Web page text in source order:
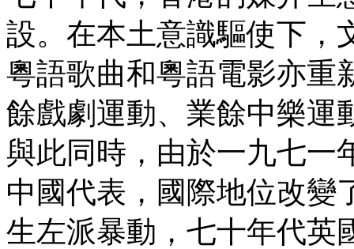
設。在本土意識驅使下，
粵語歌曲和粵語電影亦重
餘戲劇運動、業餘中樂運
與此同時，由於一九七一
中國代表，國際地位改變
生左派暴動，七十年代英